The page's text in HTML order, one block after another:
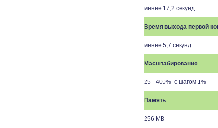
менее 17,2 секунд
Время выхода первой
менее 5,7 секунд
Масштабирование
25 - 400% с шагом 1%
Память
256 MB